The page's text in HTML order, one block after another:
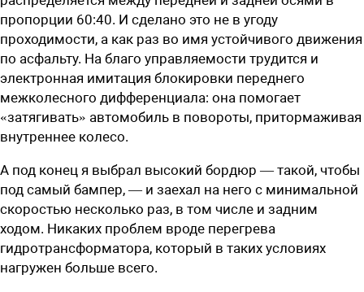
пропорции 60:40. И сделано это не в угоду
проходимости, а как раз во имя устойчивого движения
по асфальту. На благо управляемости трудится и
электронная имитация блокировки переднего
межколесного дифференциала: она помогает
«затягивать» автомобиль в повороты, притормаживая
внутреннее колесо.
А под конец я выбрал высокий бордюр — такой, чтобы
под самый бампер, — и заехал на него с минимальной
скоростью несколько раз, в том числе и задним
ходом. Никаких проблем вроде перегрева
гидротрансформатора, который в таких условиях
нагружен больше всего.